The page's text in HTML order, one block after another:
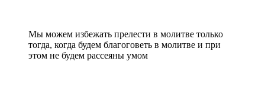
Мы можем избежать прелести в молитве только
тогда, когда будем благоговеть в молитве и при
этом не будем рассеяны умом